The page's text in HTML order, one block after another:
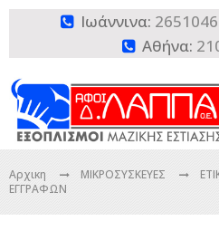
 Ιωάννινα:
 Αθήνα:
Αρχικη ΜΙΚΡΟΣΥΣΚΕΥΕΣ
ΕΓΓΡΑΦΩΝ